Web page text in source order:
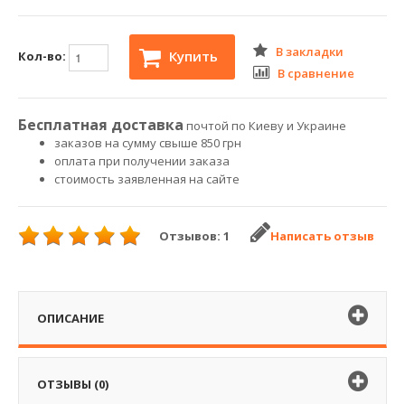
Кол-во: Купить
В закладки
В сравнение
Бесплатная доставка почтой по Киеву и Украине
заказов на сумму свыше 850 грн
оплата при получении заказа
стоимость заявленная на сайте
Отзывов: 1 Написать отзыв
ОПИСАНИЕ
ОТЗЫВЫ (0)